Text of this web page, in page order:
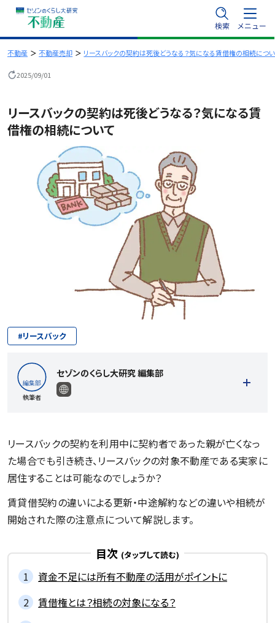
容
を
検索 メニュー
不動産 不動産売却 リースバックの契約は死後どうなる？気になる賃借権の相続につ
2025/09/01
リースバックの契約は死後どうなる？気になる賃
借権の相続について
#リースバック
執筆者
セゾンのくらし大研究 編集部
記事一覧を見る
リースバックの契約を利用中に契約者であった親が亡くなっ
た場合でも引き続き、リースバックの対象不動産である実家に
居住することは可能なのでしょうか？
賃貸借契約の違いによる更新・中途解約などの違いや相続が
開始された際の注意点について解説します。
目次
資金不足には所有不動産の活用がポイントに
賃借権とは？相続の対象になる？